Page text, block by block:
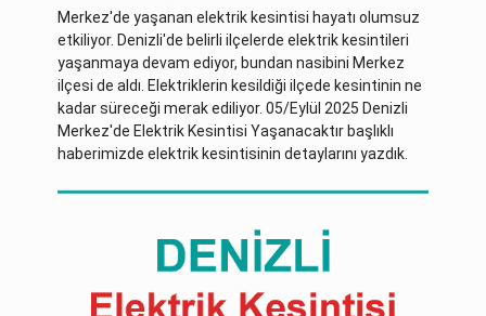
Merkez'de yaşanan elektrik kesintisi hayatı olumsuz
etkiliyor. Denizli'de belirli ilçelerde elektrik kesintileri
yaşanmaya devam ediyor, bundan nasibini Merkez
ilçesi de aldı. Elektriklerin kesildiği ilçede kesintinin ne
kadar süreceği merak ediliyor. 05/Eylül 2025 Denizli
Merkez'de Elektrik Kesintisi Yaşanacaktır başlıklı
haberimizde elektrik kesintisinin detaylarını yazdık.